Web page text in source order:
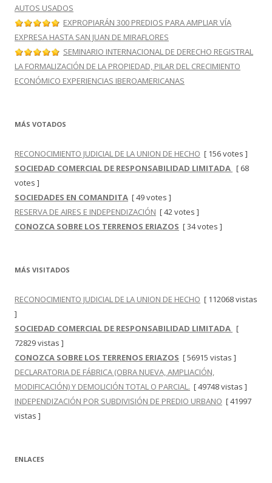
AUTOS USADOS
EXPROPIARÁN 300 PREDIOS PARA AMPLIAR VÍA
EXPRESA HASTA SAN JUAN DE MIRAFLORES
SEMINARIO INTERNACIONAL DE DERECHO REGISTRAL
LA FORMALIZACIÓN DE LA PROPIEDAD, PILAR DEL CRECIMIENTO
ECONÓMICO EXPERIENCIAS IBEROAMERICANAS
MÁS VOTADOS
RECONOCIMIENTO JUDICIAL DE LA UNION DE HECHO [ 156 votes ]
SOCIEDAD COMERCIAL DE RESPONSABILIDAD LIMITADA [ 68
votes ]
SOCIEDADES EN COMANDITA [ 49 votes ]
RESERVA DE AIRES E INDEPENDIZACIÓN [ 42 votes ]
CONOZCA SOBRE LOS TERRENOS ERIAZOS [ 34 votes ]
MÁS VISITADOS
RECONOCIMIENTO JUDICIAL DE LA UNION DE HECHO [ 112068 vistas
]
SOCIEDAD COMERCIAL DE RESPONSABILIDAD LIMITADA [
72829 vistas ]
CONOZCA SOBRE LOS TERRENOS ERIAZOS [ 56915 vistas ]
DECLARATORIA DE FÁBRICA (OBRA NUEVA, AMPLIACIÓN,
MODIFICACIÓN) Y DEMOLICIÓN TOTAL O PARCIAL. [ 49748 vistas ]
INDEPENDIZACIÓN POR SUBDIVISIÓN DE PREDIO URBANO [ 41997
vistas ]
ENLACES